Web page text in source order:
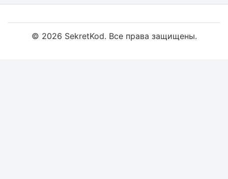
© 2026 SekretKod. Все права защищены.